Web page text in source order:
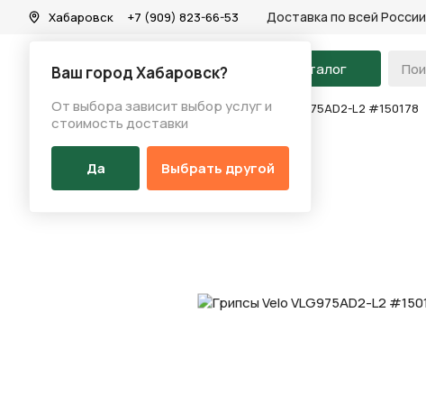
Хабаровск
Ваш город Хабаровск?
От выбора зависит выбор услуг и
стоимость доставки
Да Выбрать другой
+7 (909) 823-66-53 Доставка по всей России
На главную Каталог
Каталог/Запчасти/Грипсы/Грипсы Velo VLG975AD2-L2 #150178